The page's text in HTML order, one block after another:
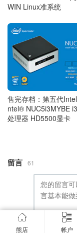
WIN Linux准系统
售完存档：第五代
ntel® NUC5i3MYBE
处理器 HD5500显卡
留言 61
熊店 帐户